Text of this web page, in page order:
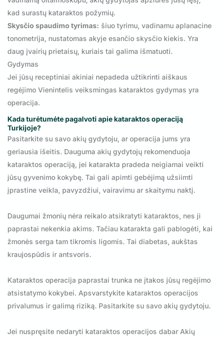
kad surastų kataraktos požymių.
Skysčio spaudimo tyrimas: šiuo tyrimu, vadinamu aplanacine
tonometrija, nustatomas akyje esančio skysčio kiekis. Yra
daug įvairių prietaisų, kuriais tai galima išmatuoti.
Gydymas
Jei jūsų receptiniai akiniai nepadeda užtikrinti aiškaus
regėjimo Vienintelis veiksmingas kataraktos gydymas yra
operacija.
Kada turėtumėte pagalvoti apie kataraktos operaciją
Turkijoje?
Pasitarkite su savo akių gydytoju, ar operacija jums yra
geriausia išeitis. Dauguma akių gydytojų rekomenduoja
kataraktos operaciją, jei katarakta pradeda neigiamai veikti
jūsų gyvenimo kokybę. Tai gali apimti gebėjimą užsiimti
įprastine veikla, pavyzdžiui, vairavimu ar skaitymu naktį.
Daugumai žmonių nėra reikalo atsikratyti kataraktos, nes ji
paprastai nekenkia akims. Tačiau katarakta gali pablogėti, kai
žmonės serga tam tikromis ligomis. Tai diabetas, aukštas
kraujospūdis ir antsvoris.
Kataraktos operacija paprastai trunka ne įtakos jūsų regėjimo
atsistatymo kokybei. Apsvarstykite kataraktos operacijos
privalumus ir galimą riziką. Pasitarkite su savo akių gydytoju.
Jei nuspręsite nedaryti kataraktos operacijos dabar Akių